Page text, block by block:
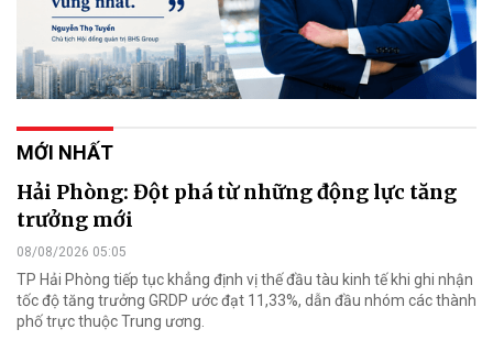
MỚI NHẤT
Hải Phòng: Đột phá từ những động lực tăng
trưởng mới
08/08/2026 05:05
TP Hải Phòng tiếp tục khẳng định vị thế đầu tàu kinh tế khi ghi nhận
tốc độ tăng trưởng GRDP ước đạt 11,33%, dẫn đầu nhóm các thành
phố trực thuộc Trung ương.